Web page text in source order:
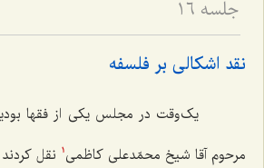
جلسه ۱۶
نقد اشکالی بر فلسفه
یک‌وقت در مجلس یکی از فقها
مرحوم آقا شیخ محمّدعلی کاظمی 1 نقل